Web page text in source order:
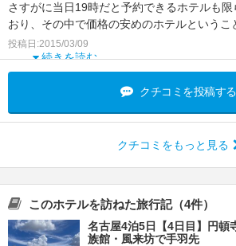
さすがに当日19時だと予約できるホテルも限
おり、その中で価格の安めのホテルというこ
ちらに宿泊しました。
続きを読む
投稿日:2015/03/09
クチコミを投稿する
クチコミをもっと見る
このホテルを訪ねた旅行記（4件）
名古屋4泊5日【4日目】円頓
族館・風来坊で手羽先